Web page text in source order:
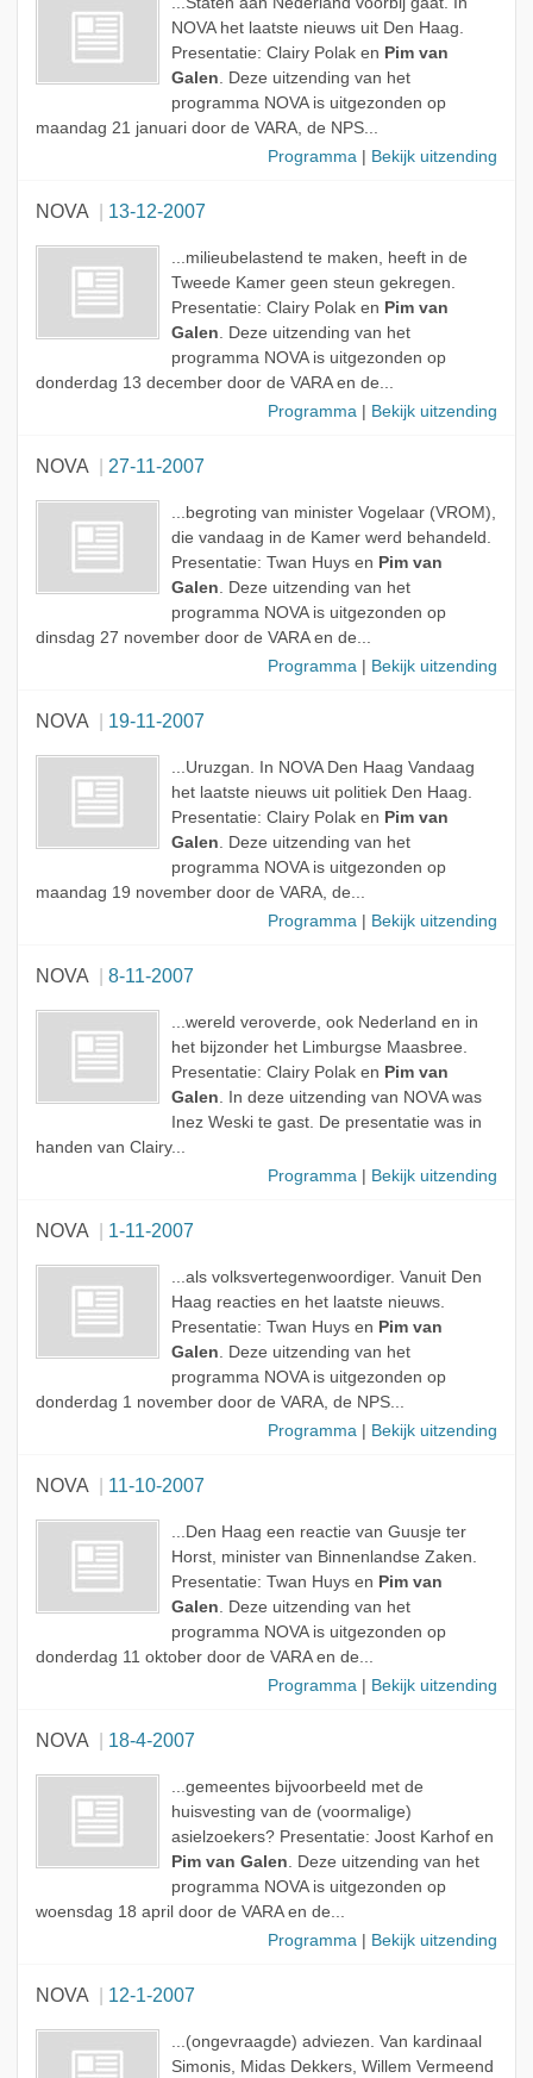
NOVA het laatste nieuws uit Den Haag.
Presentatie: Clairy Polak en Pim van
Galen. Deze uitzending van het
programma NOVA is uitgezonden op
maandag 21 januari door de VARA, de NPS...
Programma
Bekijk uitzending
NOVA 13-12-2007
...milieubelastend te maken, heeft in de
Tweede Kamer geen steun gekregen.
Presentatie: Clairy Polak en Pim van
Galen. Deze uitzending van het
programma NOVA is uitgezonden op
donderdag 13 december door de VARA en de...
Programma
Bekijk uitzending
NOVA 27-11-2007
...begroting van minister Vogelaar (VROM),
die vandaag in de Kamer werd behandeld.
Presentatie: Twan Huys en Pim van
Galen. Deze uitzending van het
programma NOVA is uitgezonden op
dinsdag 27 november door de VARA en de...
Programma
Bekijk uitzending
NOVA 19-11-2007
...Uruzgan. In NOVA Den Haag Vandaag
het laatste nieuws uit politiek Den Haag.
Presentatie: Clairy Polak en Pim van
Galen. Deze uitzending van het
programma NOVA is uitgezonden op
maandag 19 november door de VARA, de...
Programma
Bekijk uitzending
NOVA 8-11-2007
...wereld veroverde, ook Nederland en in
het bijzonder het Limburgse Maasbree.
Presentatie: Clairy Polak en Pim van
Galen. In deze uitzending van NOVA was
Inez Weski te gast. De presentatie was in
handen van Clairy...
Programma
Bekijk uitzending
NOVA 1-11-2007
...als volksvertegenwoordiger. Vanuit Den
Haag reacties en het laatste nieuws.
Presentatie: Twan Huys en Pim van
Galen. Deze uitzending van het
programma NOVA is uitgezonden op
donderdag 1 november door de VARA, de NPS...
Programma
Bekijk uitzending
NOVA 11-10-2007
...Den Haag een reactie van Guusje ter
Horst, minister van Binnenlandse Zaken.
Presentatie: Twan Huys en Pim van
Galen. Deze uitzending van het
programma NOVA is uitgezonden op
donderdag 11 oktober door de VARA en de...
Programma
Bekijk uitzending
NOVA 18-4-2007
...gemeentes bijvoorbeeld met de
huisvesting van de (voormalige)
asielzoekers? Presentatie: Joost Karhof en
Pim van Galen. Deze uitzending van het
programma NOVA is uitgezonden op
woensdag 18 april door de VARA en de...
Programma
Bekijk uitzending
NOVA 12-1-2007
...(ongevraagde) adviezen. Van kardinaal
Simonis, Midas Dekkers, Willem Vermeend